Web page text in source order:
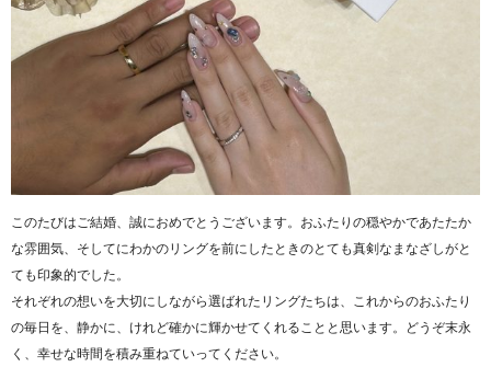
このたびはご結婚、誠におめでとうございます。おふたりの穏やかであたたか
な雰囲気、そしてにわかのリングを前にしたときのとても真剣なまなざしがと
ても印象的でした。
それぞれの想いを大切にしながら選ばれたリングたちは、これからのおふたり
の毎日を、静かに、けれど確かに輝かせてくれることと思います。どうぞ末永
く、幸せな時間を積み重ねていってください。